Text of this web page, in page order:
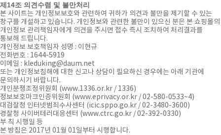
제14조 의견수렴 및 불만처리
본 사이트는 개인정보보호와 관련하여 귀하가 의견과 불만을 제기할 수 있는
창구를 개설하고 있습니다. 개인정보와 관련한 불만이 있으신 분은 본 쇼핑몰의
개인정보 관리책임자에게 의견을 주시면 접수 즉시 조치하여 처리결과를
통보해 드립니다.
개인정보 보호책임자 성명 : 이현규
전화번호 : 1644-5919
이메일 : kleduking@daum.net
또는 개인정보침해에 대한 신고나 상담이 필요하신 경우에는 아래 기관에
문의하시기 바랍니다.
개인분쟁조정위원회 (www.1336.or.kr / 1336)
정보보호마크인증위원회 (www.eprivacy.or.kr / 02-580-0533~4)
대검찰청 인터넷범죄수사센터 (icic.sppo.go.kr / 02-3480-3600)
경찰청 사이버테러대응센터 (www.ctrc.go.kr / 02-392-0330)
부 칙 시행일 등
본 방침은 2017년 01월 01일부터 시행합니다.